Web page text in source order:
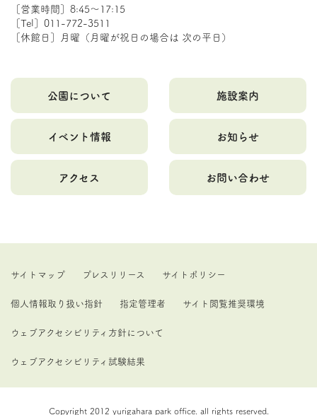
［営業時間］8:45～17:15
［Tel］011-772-3511
［休館日］月曜（月曜が祝日の場合は 次の平日）
公園について 施設案内
イベント情報 お知らせ
アクセス お問い合わせ
サイトマップ プレスリリース サイトポリシー
個人情報取り扱い指針 指定管理者 サイト閲覧推奨環境
ウェブアクセシビリティ方針について
ウェブアクセシビリティ試験結果
Copyright 2012 yurigahara park office. all rights reserved.